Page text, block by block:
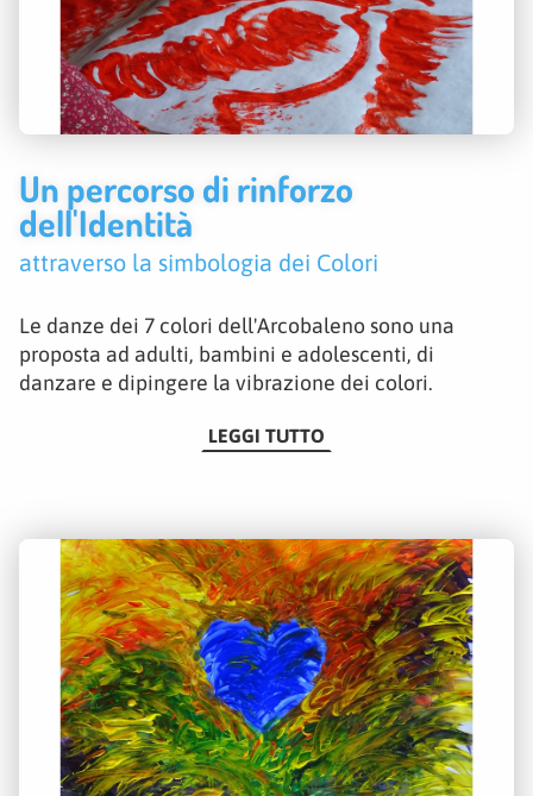
Un percorso di rinforzo
dell'Identità
attraverso la simbologia dei Colori
Le danze dei 7 colori dell'Arcobaleno sono una
proposta ad adulti, bambini e adolescenti, di
danzare e dipingere la vibrazione dei colori.
LEGGI TUTTO